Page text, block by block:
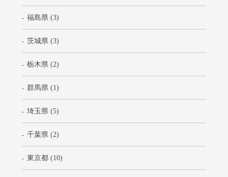
福島県 (3)
茨城県 (3)
栃木県 (2)
群馬県 (1)
埼玉県 (5)
千葉県 (2)
東京都 (10)